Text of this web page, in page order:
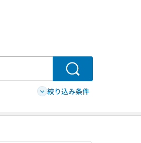
検索
絞り込み条件